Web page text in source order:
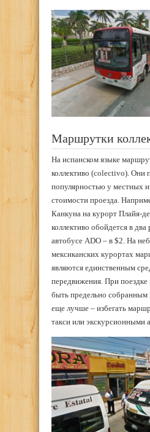
Маршрутки
На испанском языке
коллективо (colectivo). Они
популярностью у местных
стоимости проезда.
Канкуна на курорт Плайя-
коллективо обойдется в
автобусе ADO – в $2. На
мексиканских курортах
являются единственным
передвижения. При
быть предельно
еще лучше – избегать
такси или экскурсионными